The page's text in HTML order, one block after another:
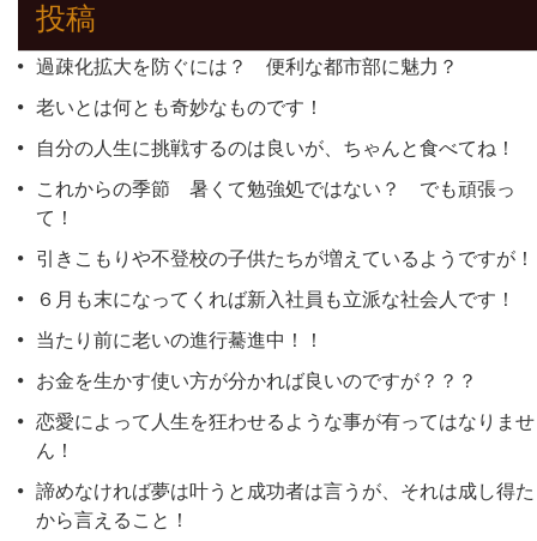
投稿
過疎化拡大を防ぐには？ 便利な都市部に魅力？
老いとは何とも奇妙なものです！
自分の人生に挑戦するのは良いが、ちゃんと食べてね！
これからの季節 暑くて勉強処ではない？ でも頑張っ
て！
引きこもりや不登校の子供たちが増えているようですが！
６月も末になってくれば新入社員も立派な社会人です！
当たり前に老いの進行驀進中！！
お金を生かす使い方が分かれば良いのですが？？？
恋愛によって人生を狂わせるような事が有ってはなりませ
ん！
諦めなければ夢は叶うと成功者は言うが、それは成し得た
から言えること！